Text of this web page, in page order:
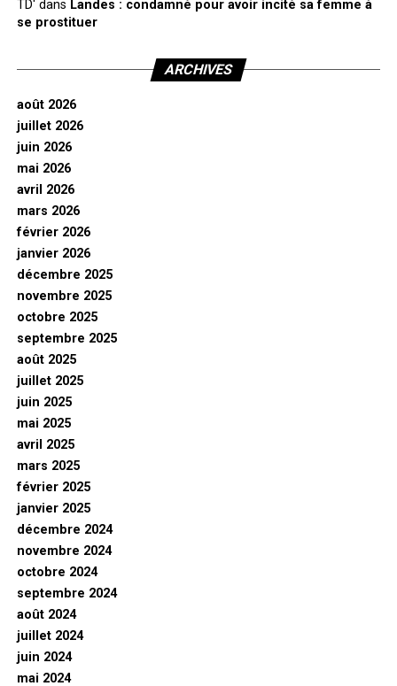
TD' dans Landes : condamné pour avoir incité sa femme à
se prostituer
ARCHIVES
août 2026
juillet 2026
juin 2026
mai 2026
avril 2026
mars 2026
février 2026
janvier 2026
décembre 2025
novembre 2025
octobre 2025
septembre 2025
août 2025
juillet 2025
juin 2025
mai 2025
avril 2025
mars 2025
février 2025
janvier 2025
décembre 2024
novembre 2024
octobre 2024
septembre 2024
août 2024
juillet 2024
juin 2024
mai 2024